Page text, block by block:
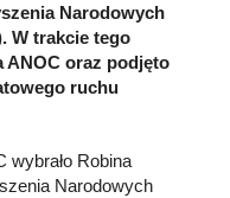
Narodowych
W trakcie tego
ANOC oraz podjęto
ruchu
wybrało Robina
Narodowych